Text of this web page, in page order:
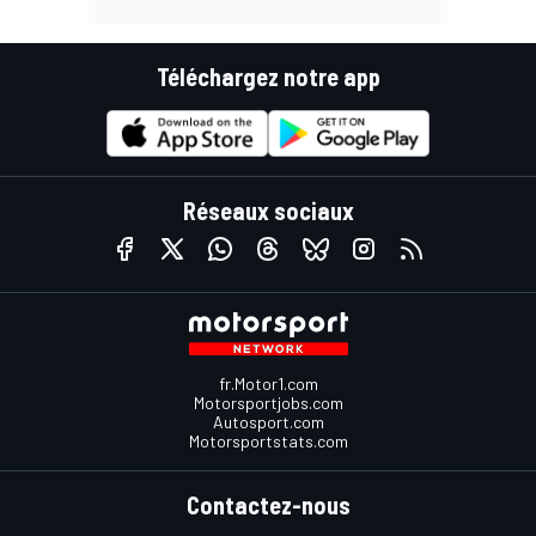
Téléchargez notre app
Réseaux sociaux
fr.Motor1.com
Motorsportjobs.com
Autosport.com
Motorsportstats.com
Contactez-nous